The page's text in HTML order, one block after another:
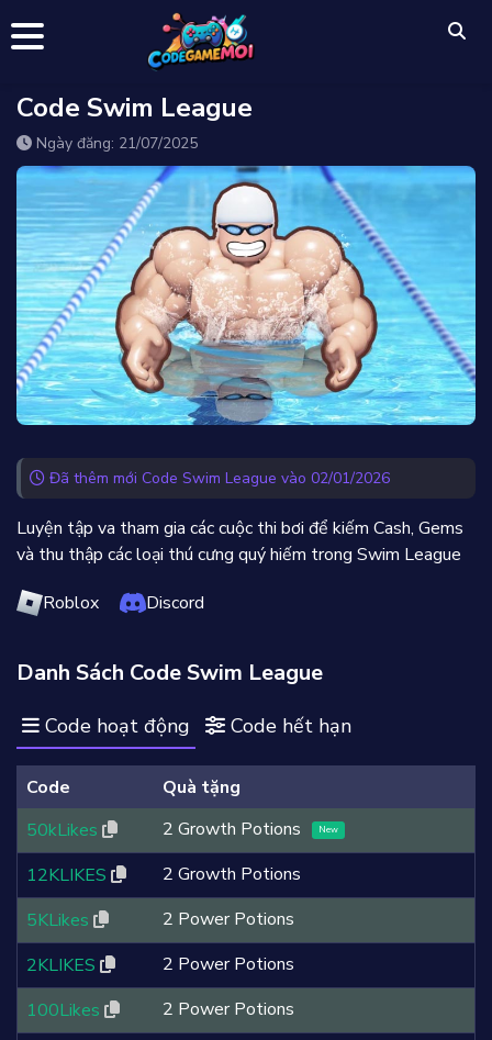
Code Swim League
Ngày đăng: 21/07/2025
Đã thêm mới Code Swim League vào 02/01/2026
Luyện tập va tham gia các cuộc thi bơi để kiếm Cash, Gems
và thu thập các loại thú cưng quý hiếm trong Swim League
Roblox
Discord
Danh Sách Code Swim League
Code hoạt động Code hết hạn
Code
Quà tặng
50kLikes
2 Growth Potions New
12KLIKES
2 Growth Potions
5KLikes
2 Power Potions
2KLIKES
2 Power Potions
100Likes
2 Power Potions